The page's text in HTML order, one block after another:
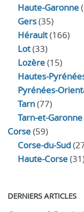
Haute-Garonne
Gers(35)
Hérault(166)
Lot(33)
Lozère(15)
Hautes-
Pyrénées-
Tarn(77)
Tarn-et-Garonne
Corse(59)
Corse-du-Sud
Haute-Corse
DERNIERS ARTICLES